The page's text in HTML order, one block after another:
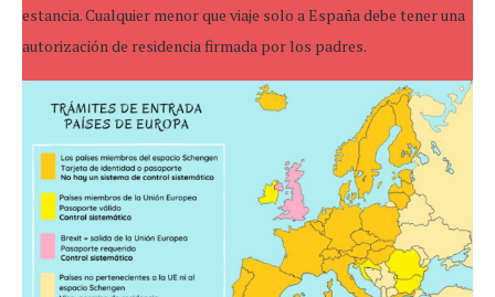
estancia. Cualquier menor que viaje solo a España debe tener una
autorización de residencia firmada por los padres.